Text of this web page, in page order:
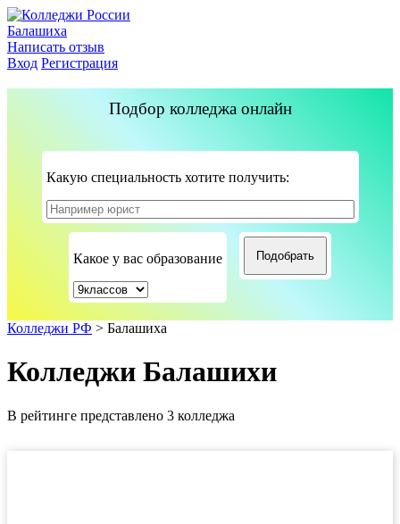
Балашиха
Написать отзыв
Вход Регистрация
Подбор колледжа онлайн
Какую специальность хотите получить:
Какое у вас образование
Колледжи РФ > Балашиха
Колледжи Балашихи
В рейтинге представлено 3 колледжа